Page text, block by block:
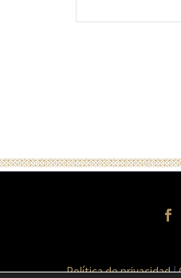
Política de privacidad